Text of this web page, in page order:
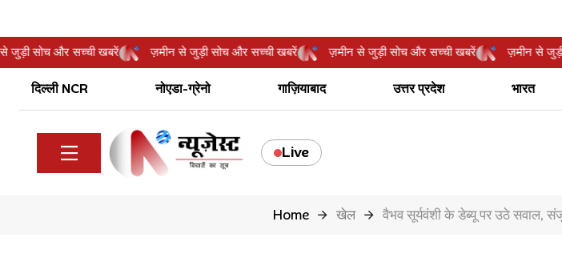
से जुड़ी सोच और सच्ची खबरें ज़मीन से जुड़ी सोच और सच्ची खबरें ज़मीन से जुड़ी सोच और सच्ची खबरें ज़मीन
दिल्ली NCR नोएडा-ग्रेनो गाज़ियाबाद उत्तर प्रदेश भारत
Live
Home खेल वैभव सूर्यवंशी के डेब्यू पर उठे सवाल,